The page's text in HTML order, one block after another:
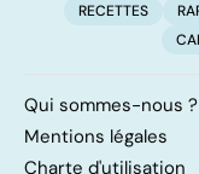
RECETTES
Qui sommes-nous ?
Mentions légales
Charte d'utilisation